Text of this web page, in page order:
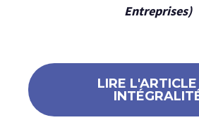
Entreprises)
LIRE